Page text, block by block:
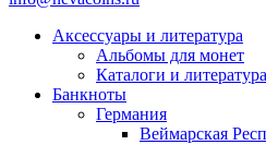
Аксессуары и литература
Альбомы для монет
Каталоги и литература
Банкноты
Германия
Веймарская